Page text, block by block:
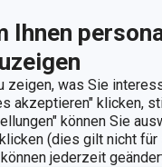
Ihnen
zeigen, was Sie
akzeptieren" klicken,
können Sie
(dies gilt nicht
jederzeit